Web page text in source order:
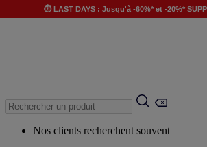
⏱️ LAST DAYS : Jusqu'à -60%* et -20%*
Nos clients recherchent souvent